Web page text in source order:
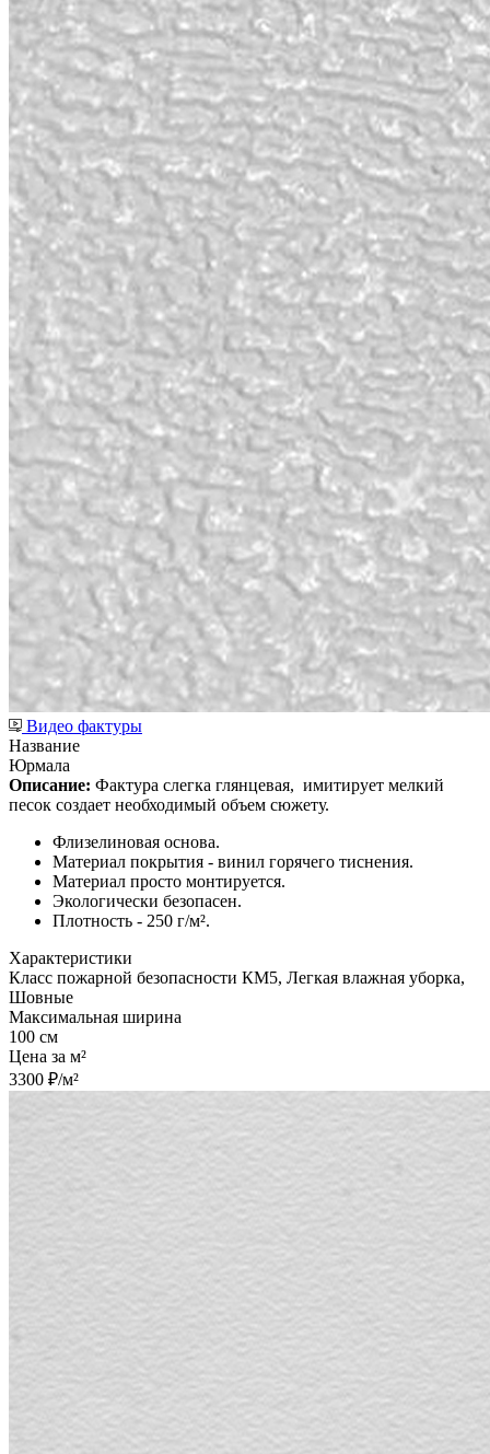
Видео фактуры
Название
Юрмала
Описание: Фактура слегка глянцевая, имитирует мелкий
песок создает необходимый объем сюжету.
Флизелиновая основа.
Материал покрытия - винил горячего тиснения.
Материал просто монтируется.
Экологически безопасен.
Плотность - 250 г/м².
Характеристики
Класс пожарной безопасности КМ5, Легкая влажная уборка,
Шовные
Максимальная ширина
100 см
Цена за м²
3300 ₽/м²